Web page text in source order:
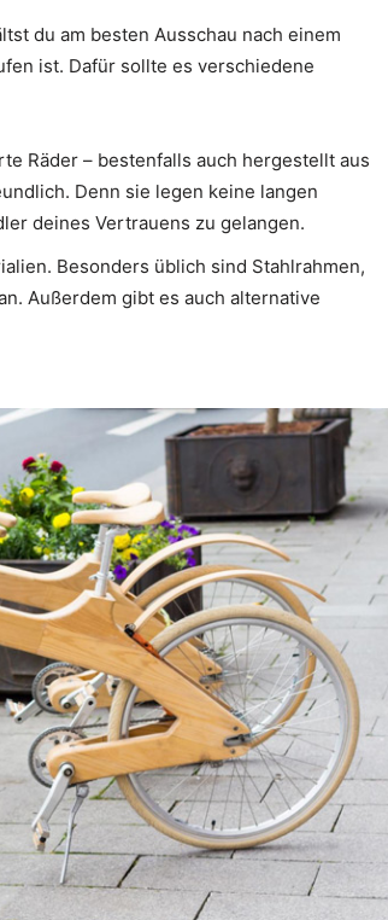
du am besten Ausschau nach einem
ist. Dafür sollte es verschiedene
Räder – bestenfalls auch hergestellt aus
Denn sie legen keine langen
deines Vertrauens zu gelangen.
Besonders üblich sind Stahlrahmen,
Außerdem gibt es auch alternative